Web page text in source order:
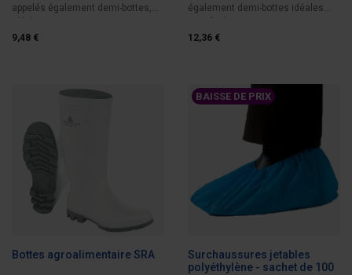
appelés également demi-bottes,
idéale pour...
9,48 €
également demi-bottes idéales
pour l’industrie...
12,36 €
Bottes agroalimentaire SRA
BAISSE DE PRIX
Surchaussures jetables
polyéthylène - sachet de 100